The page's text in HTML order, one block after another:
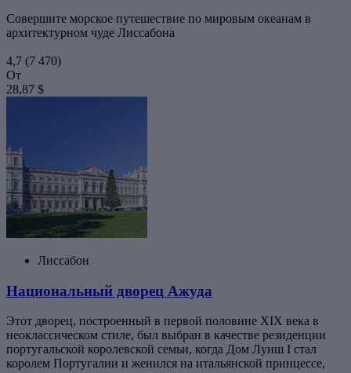
Совершите морское путешествие по мировым океанам в
архитектурном чуде Лиссабона
4,7 (7 470)
От
28,87 $
Лиссабон
Национальный дворец Ажуда
Этот дворец, построенный в первой половине XIX века в
неоклассическом стиле, был выбран в качестве резиденции
португальской королевской семьи, когда Дом Луиш I стал
королем Португалии и женился на итальянской принцессе,